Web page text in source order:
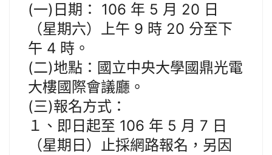
(一)日期： 106 年 5 月 20 日
（星期六）上午 9 時 20 分至下
午 4 時。
(二)地點：國立中央大學國鼎光電
大樓國際會議廳。
(三)報名方式：
１、即日起至 106 年 5 月 7 日
（星期日）止採網路報名，另因